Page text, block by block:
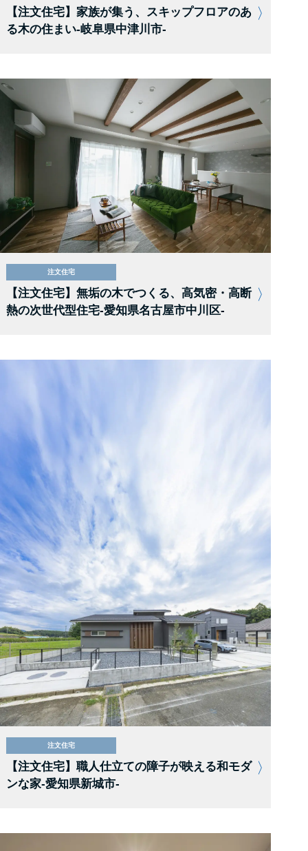
【注文住宅】家族が集う、スキップフロアのあ
る木の住まい-岐阜県中津川市-
注文住宅
【注文住宅】無垢の木でつくる、高気密・高断
熱の次世代型住宅-愛知県名古屋市中川区-
注文住宅
【注文住宅】職人仕立ての障子が映える和モダ
ンな家-愛知県新城市-